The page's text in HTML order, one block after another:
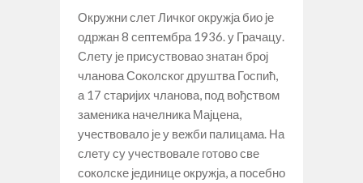
Окружни слет Личког окружја био је
одржан 8 септембра 1936. у Грачацу.
Слету је присуствовао знатан број
чланова Соколског друштва Госпић,
а 17 старијих чланова, под вођством
заменика начелника Мајцена,
учествовало је у вежби палицама. На
слету су учествовале готово све
соколске јединице окружја, а посебно